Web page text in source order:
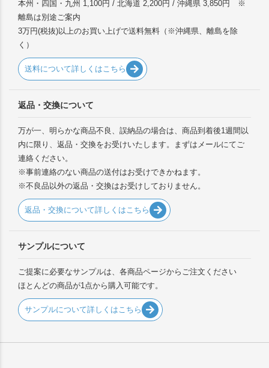
本州・四国・九州 1,100円 / 北海道 2,200円 / 沖縄県 3,850円 ※
離島は別途ご案内
3万円(税抜)以上のお買い上げで送料無料（※沖縄県、離島を除
く）
送料について詳しくはこちら
返品・交換について
万が一、明らかな商品不良、誤納品の場合は、商品到着後1週間以
内に限り、返品・交換をお受けいたします。まずはメールにてご
連絡ください。
※事前連絡のない商品の送付はお受けできかねます。
※不良品以外の返品・交換はお受けしておりません。
返品・交換について詳しくはこちら
サンプルについて
ご提案に必要なサンプルは、各商品ページからご注文ください
ほとんどの商品が1点から購入可能です。
サンプルについて詳しくはこちら